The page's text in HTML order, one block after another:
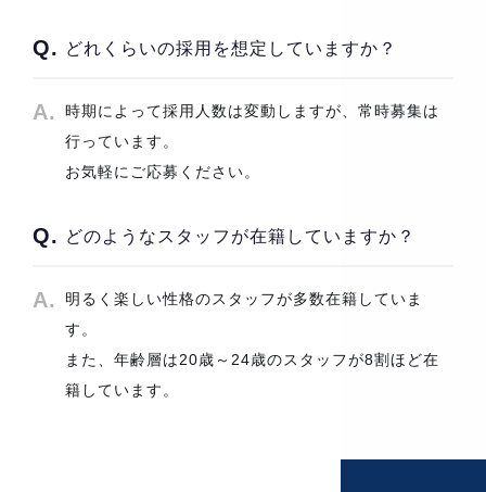
どれくらいの採用を想定していますか？
時期によって採用人数は変動しますが、常時募集は
行っています。
お気軽にご応募ください。
どのようなスタッフが在籍していますか？
明るく楽しい性格のスタッフが多数在籍していま
す。
また、年齢層は20歳～24歳のスタッフが8割ほど在
籍しています。